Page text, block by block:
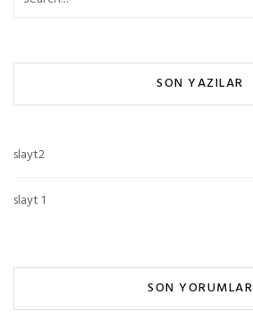
SON YAZILAR
slayt2
slayt 1
SON YORUMLAR